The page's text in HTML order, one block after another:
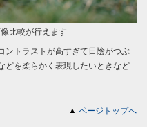
比較が行えます
ントラストが高すぎて日陰がつぶ
どを柔らかく表現したいときなど
ページトップへ